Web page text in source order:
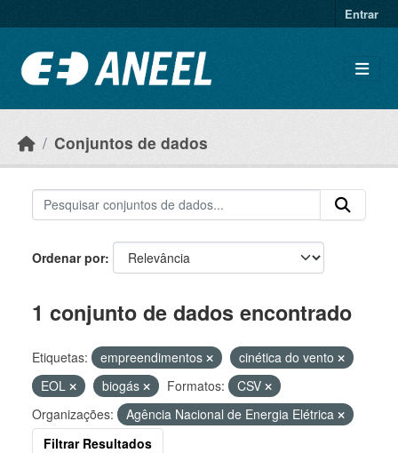
Entrar
Conjuntos de dados
Ordenar por
1 conjunto de dados encontrado
Etiquetas: empreendimentos
cinética do vento
EOL
biogás Formatos:
CSV
Organizações:
Agência Nacional de Energia Elétrica
Filtrar Resultados